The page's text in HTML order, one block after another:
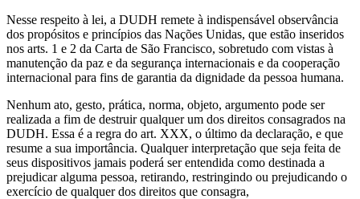
Nesse respeito à lei, a DUDH remete à indispensável observância
dos propósitos e princípios das Nações Unidas, que estão inseridos
nos arts. 1 e 2 da Carta de São Francisco, sobretudo com vistas à
manutenção da paz e da segurança internacionais e da cooperação
internacional para fins de garantia da dignidade da pessoa humana.
Nenhum ato, gesto, prática, norma, objeto, argumento pode ser
realizada a fim de destruir qualquer um dos direitos consagrados na
DUDH. Essa é a regra do art. XXX, o último da declaração, e que
resume a sua importância. Qualquer interpretação que seja feita de
seus dispositivos jamais poderá ser entendida como destinada a
prejudicar alguma pessoa, retirando, restringindo ou prejudicando o
exercício de qualquer dos direitos que consagra,